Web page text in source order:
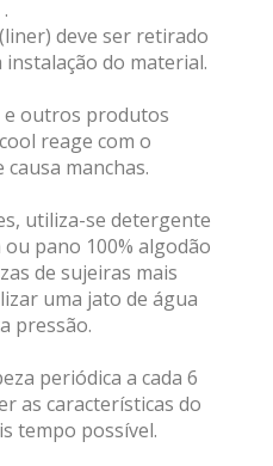
.
deve ser retirado
do material.
e outros produtos
reage com o
manchas.
utiliza-se detergente
pano 100% algodão
de sujeiras mais
uma jato de água
pressão.
periódica a cada 6
as características do
tempo possível.